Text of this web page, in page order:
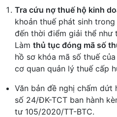
Tra cứu nợ thuế hộ kinh
khoản thuế phát sinh
đến thời điểm giải thể như
Làm thủ tục đóng mã số
hồ sơ khóa mã số thuế
cơ quan quản lý thuế cấp
Văn bản đề nghị chấm dứt
số 24/ĐK-TCT ban hành
tư 105/2020/TT-BTC.